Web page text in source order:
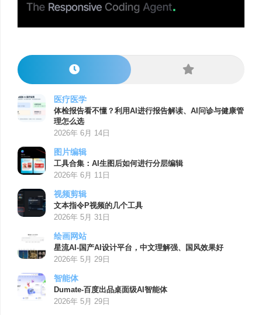
医疗医学
体检报告看不懂？利用AI进行报告解读、AI问诊与健康管
理怎么选
2026年 6月 14日
图片编辑
工具合集：AI生图后如何进行分层编辑
2026年 6月 11日
视频剪辑
文本指令P视频的几个工具
2026年 5月 31日
绘画网站
星流AI-国产AI设计平台，中文理解强、国风效果好
2026年 5月 29日
智能体
Dumate-百度出品桌面级AI智能体
2026年 5月 29日